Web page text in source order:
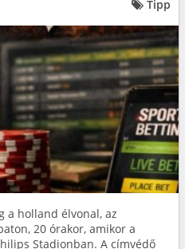
a holland élvonal, az
20 órakor, amikor a
Stadionban. A címvédő
Tipp